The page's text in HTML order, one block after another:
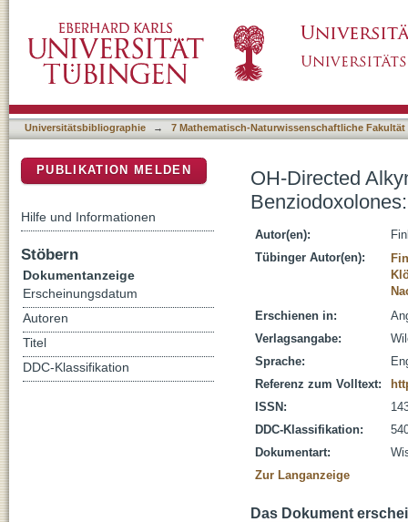
Terminal 1,3-Enynes
Universitätsbibliographie → 7 Mathematisch-Naturwissenschaftliche Fakultät
OH-Directed
Autor(en):
Tübinger Autor(en):
Erschienen in:
Verlagsangabe:
Sprache:
Referenz zum Volltext:
ISSN:
DDC-Klassifikation:
Dokumentart:
Zur Langanzeige
Das Dokument
PUBLIKATION MELDEN
Hilfe und Informationen
Stöbern
Dokumentanzeige
Erscheinungsdatum
Autoren
Titel
DDC-Klassifikation